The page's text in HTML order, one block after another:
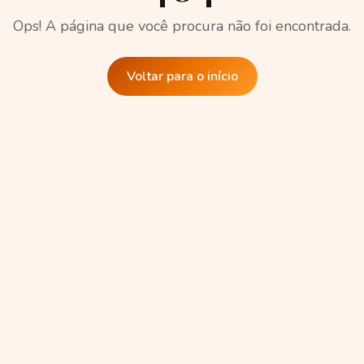
Ops! A página que você procura não foi encontrada.
Voltar para o início